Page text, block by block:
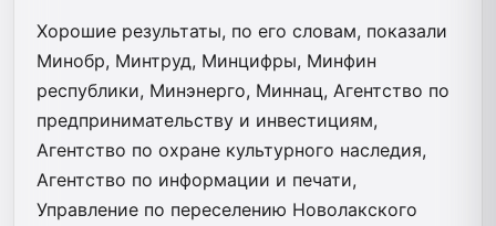
Хорошие результаты, по его словам, показали
Минобр, Минтруд, Минцифры, Минфин
республики, Минэнерго, Миннац, Агентство по
предпринимательству и инвестициям,
Агентство по охране культурного наследия,
Агентство по информации и печати,
Управление по переселению Новолакского